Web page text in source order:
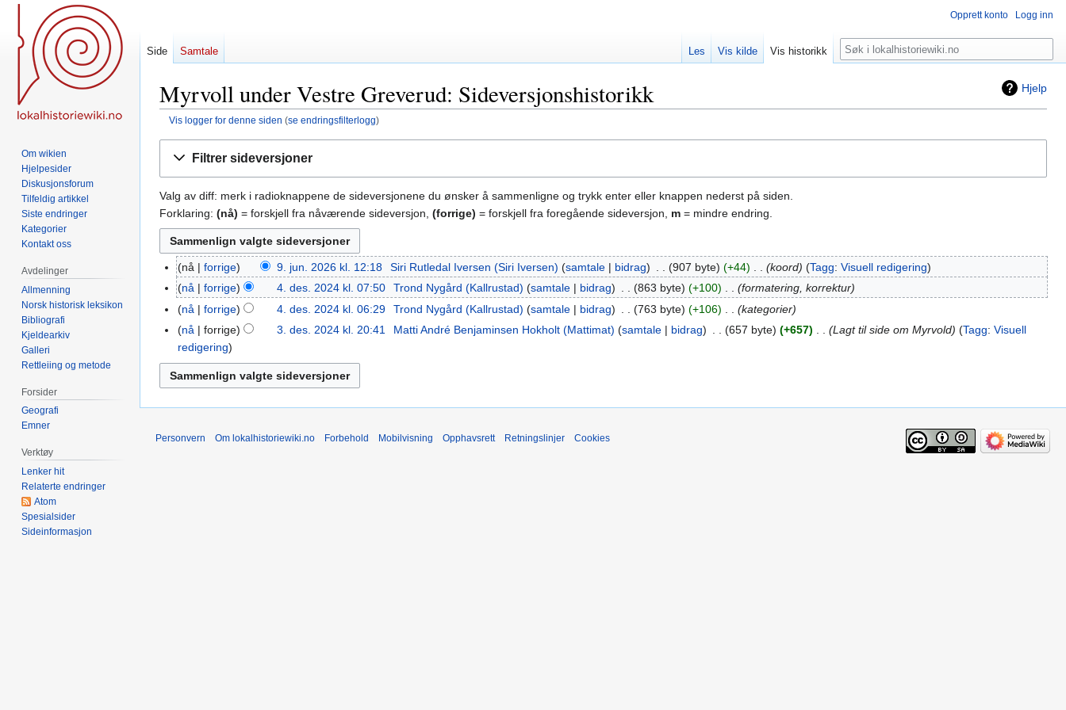
Hjelp
Myrvoll under Vestre Greverud: Sideversjonshistorikk
Vis logger for denne siden (se endringsfilterlogg)
Filtrer sideversjoner
Valg av diff: merk i radioknappene de sideversjonene du ønsker å sammenligne og trykk enter eller knappen nederst på siden.
Forklaring: (nå) = forskjell fra nåværende sideversjon, (forrige) = forskjell fra foregående sideversjon, m = mindre endring.
9.
jun.
2026
nå forrige 9. jun. 2026 kl. 12:18 Siri Rutledal Iversen (Siri Iversen) samtale bidrag 907 byte +44 koord Tagg: Visuell redigering
4.
des.
2024
nå forrige 4. des. 2024 kl. 07:50 Trond Nygård (Kallrustad) samtale bidrag 863 byte +100
formatering, korrektur
nå
forrige 4. des. 2024 kl. 06:29 Trond Nygård (Kallrustad) samtale bidrag 763 byte +106
kategorier
3.
des.
2024
nå forrige 3. des. 2024 kl. 20:41 Matti André Benjaminsen Hokholt (Mattimat) samtale bidrag 657 byte +657 Lagt til side om Myrvold Tagg: Visuell
redigering
Opprett konto Logg inn
Side Samtale Les Vis kilde Vis historikk Søk
Om wikien
Hjelpesider
Diskusjonsforum
Tilfeldig artikkel
Siste endringer
Kategorier
Kontakt oss
Avdelinger
Allmenning
Norsk historisk leksikon
Bibliografi
Kjeldearkiv
Galleri
Rettleiing og metode
Forsider
Geografi
Emner
Verktøy
Lenker hit
Relaterte endringer
Atom
Spesialsider
Sideinformasjon
Personvern Om lokalhistoriewiki.no Forbehold Mobilvisning Opphavsrett Retningslinjer Cookies